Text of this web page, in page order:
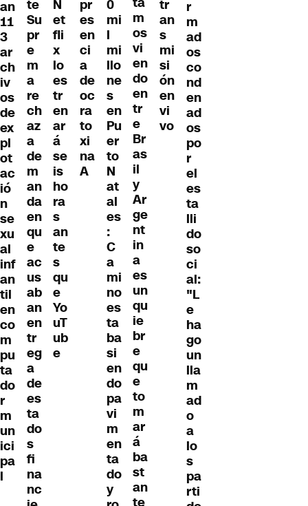
an
11
3
ar
ch
iv
os
de
ex
pl
ot
ac
ió
n
se
xu
al
inf
an
til
en
co
m
pu
ta
do
r
m
un
ici
pa
l
te
Su
pr
e
m
a
re
ch
az
a
de
m
an
da
en
qu
e
ac
us
ab
an
en
tr
eg
a
de
es
ta
do
s
fi
na
nc
N
et
fli
x
lo
es
tr
en
ar
á
se
is
ho
ra
s
an
te
s
qu
e
Yo
uT
ub
e
pr
es
en
ci
a
de
oc
ra
to
xi
na
A
0
mi
l
mi
llo
ne
s
en
Pu
er
to
N
at
al
es
:
C
a
mi
no
es
ta
ba
si
en
do
pa
vi
m
en
ta
do
y
m
os
vi
en
do
en
tr
e
Br
as
il
y
Ar
ge
nt
in
a
es
un
qu
ie
br
e
qu
e
to
m
ar
á
ba
st
an
te
tr
an
s
mi
si
ón
en
vi
vo
r
m
ad
os
co
nd
en
ad
os
po
r
el
es
ta
lli
do
so
ci
al:
"L
e
ha
go
un
lla
m
ad
o
a
lo
s
pa
rti